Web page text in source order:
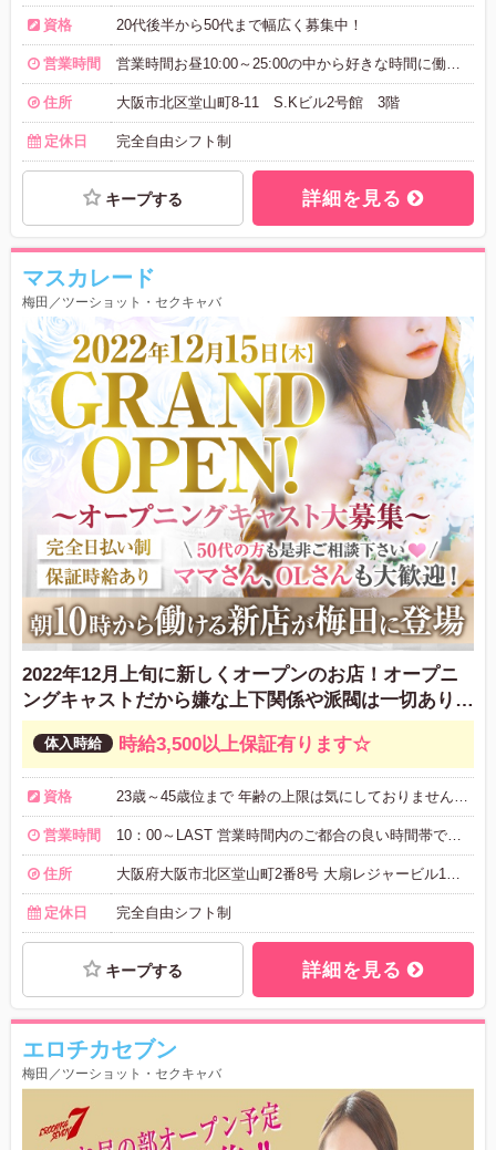
資格 20代後半から50代まで幅広く募集中！
営業時間 営業時間お昼10:00～25:00の中から好きな時間に働いてください！
住所 大阪市北区堂山町8-11 S.Kビル2号館 3階
定休日 完全自由シフト制
キープする 詳細を見る
マスカレード
梅田／ツーショット・セクキャバ
2022年12月上旬に新しくオープンのお店！オープニ
ングキャストだから嫌な上下関係や派閥は一切ありま
せん
時給3,500以上保証有ります☆
資格 23歳～45歳位まで 年齢の上限は気にしておりません！ ※50代の方もぜひご相談ください！ ママさん、OLさんも大歓迎◎
営業時間 10：00～LAST 営業時間内のご都合の良い時間帯でOK！ 1日3時間からで大丈夫です！
住所 大阪府大阪市北区堂山町2番8号 大扇レジャービル1階102,103号
定休日 完全自由シフト制
キープする 詳細を見る
エロチカセブン
梅田／ツーショット・セクキャバ